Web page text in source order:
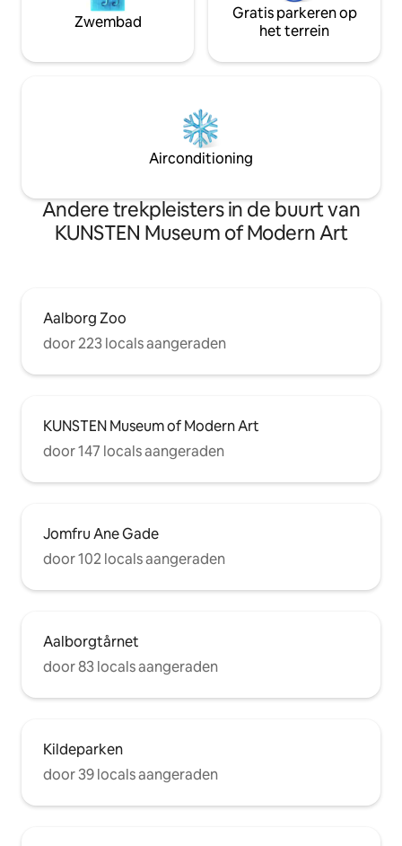
Zwembad
Gratis parkeren op
het terrein
Airconditioning
Andere trekpleisters in de buurt van
KUNSTEN Museum of Modern Art
Aalborg Zoo
door 223 locals aangeraden
KUNSTEN Museum of Modern Art
door 147 locals aangeraden
Jomfru Ane Gade
door 102 locals aangeraden
Aalborgtårnet
door 83 locals aangeraden
Kildeparken
door 39 locals aangeraden